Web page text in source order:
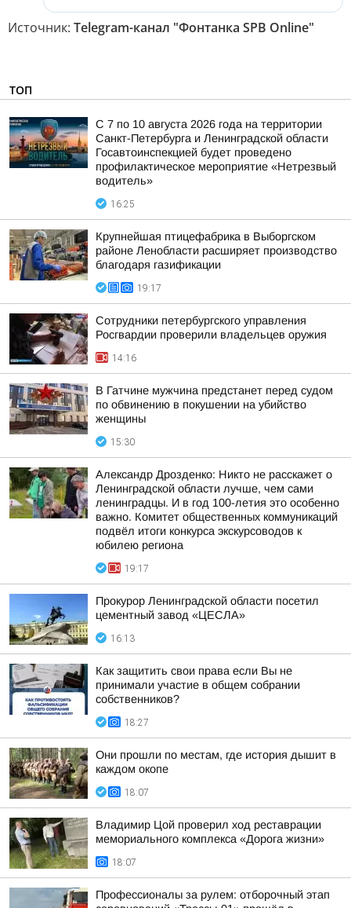
Источник: Telegram-канал "Фонтанка SPB Online"
ТОП
С 7 по 10 августа 2026 года на территории
Санкт-Петербурга и Ленинградской области
Госавтоинспекцией будет проведено
профилактическое мероприятие «Нетрезвый
водитель»
16:25
Крупнейшая птицефабрика в Выборгском
районе Ленобласти расширяет производство
благодаря газификации
19:17
Сотрудники петербургского управления
Росгвардии проверили владельцев оружия
14:16
В Гатчине мужчина предстанет перед судом
по обвинению в покушении на убийство
женщины
15:30
Александр Дрозденко: Никто не расскажет о
Ленинградской области лучше, чем сами
ленинградцы. И в год 100-летия это особенно
важно. Комитет общественных коммуникаций
подвёл итоги конкурса экскурсоводов к
юбилею региона
19:17
Прокурор Ленинградской области посетил
цементный завод «ЦЕСЛА»
16:13
Как защитить свои права если Вы не
принимали участие в общем собрании
собственников?
18:27
Они прошли по местам, где история дышит в
каждом окопе
18:07
Владимир Цой проверил ход реставрации
мемориального комплекса «Дорога жизни»
18:07
Профессионалы за рулем: отборочный этап